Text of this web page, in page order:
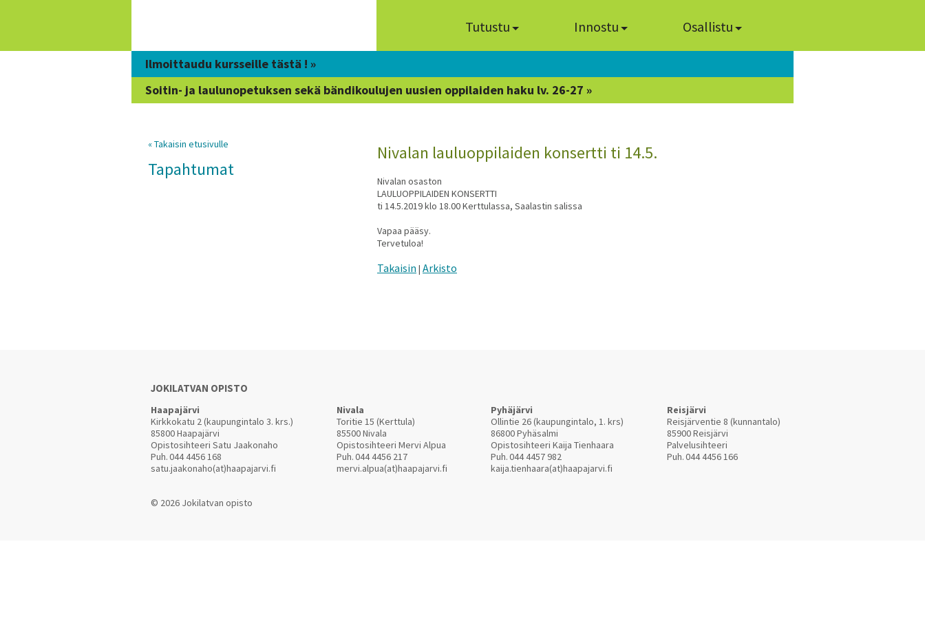
Tutustu Innostu Osallistu
Ilmoittaudu kursseille tästä ! »
Soitin- ja laulunopetuksen sekä bändikoulujen uusien oppilaiden haku lv. 26-27 »
Nivalan lauluoppilaiden konsertti ti 14.5.
Nivalan osaston
LAULUOPPILAIDEN KONSERTTI
ti 14.5.2019 klo 18.00 Kerttulassa, Saalastin salissa
Vapaa pääsy.
Tervetuloa!
Takaisin | Arkisto
« Takaisin etusivulle
Tapahtumat
JOKILATVAN OPISTO
Haapajärvi
Kirkkokatu 2 (kaupungintalo 3. krs.)
85800 Haapajärvi
Opistosihteeri Satu Jaakonaho
Puh.044 4456 168
satu.jaakonaho(at)haapajarvi.fi
Nivala
Toritie 15 (Kerttula)
85500 Nivala
Opistosihteeri Mervi Alpua
Puh.044 4456 217
mervi.alpua(at)haapajarvi.fi
Pyhäjärvi
Ollintie 26 (kaupungintalo, 1. krs)
86800 Pyhäsalmi
Opistosihteeri Kaija Tienhaara
Puh.044 4457 982
kaija.tienhaara(at)haapajarvi.fi
Reisjärvi
Reisjärventie 8 (kunnantalo)
85900 Reisjärvi
Palvelusihteeri
Puh.044 4456 166
© 2026 Jokilatvan opisto